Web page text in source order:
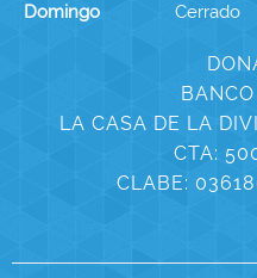
Domingo
Cerrado
LA CASA DE LA
CTA:
CLABE: